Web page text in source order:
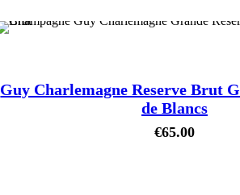
Guy Charlemagne Reserve Brut
de Blancs
€65.00